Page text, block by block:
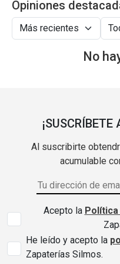
Opiniones
No
Al suscribirte
acumulable
Acepto la
He leído y acepto la
Zapaterías Silmos.